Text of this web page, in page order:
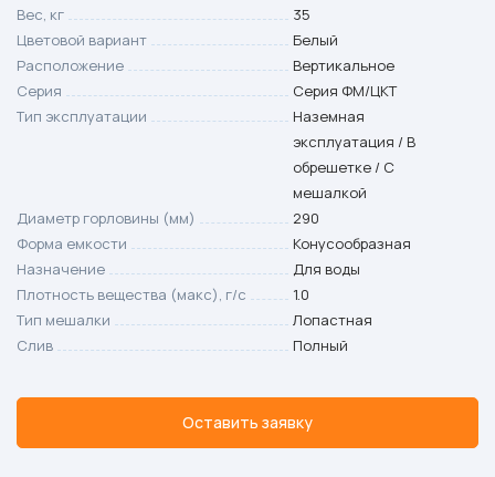
Вес, кг
35
Цветовой вариант
Белый
Расположение
Вертикальное
Серия
Серия ФМ/ЦКТ
Тип эксплуатации
Наземная
эксплуатация / В
обрешетке / С
мешалкой
Диаметр горловины (мм)
290
Форма емкости
Конусообразная
Назначение
Для воды
Плотность вещества (макс), г/с
1.0
Тип мешалки
Лопастная
Слив
Полный
Оставить заявку